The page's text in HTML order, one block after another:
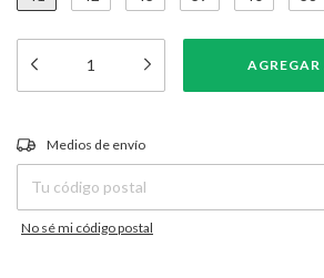
Entregas para el CP:
Medios de envío
No sé mi código postal